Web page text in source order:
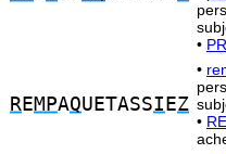
•
REMPAQUETASSI EZ
•
•